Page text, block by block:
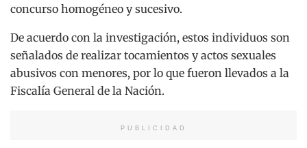
concurso homogéneo y sucesivo.
De acuerdo con la investigación, estos individuos son
señalados de realizar tocamientos y actos sexuales
abusivos con menores, por lo que fueron llevados a la
Fiscalía General de la Nación.
PUBLICIDAD